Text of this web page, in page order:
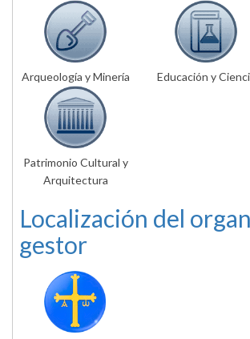
Arqueología y Minería Educación y
Patrimonio Cultural y
Arquitectura
Localización del
gestor